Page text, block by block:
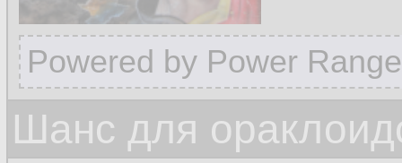
Powered by Power
Шанс для